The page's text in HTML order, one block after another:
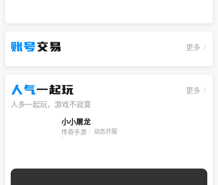
账号交易 更多
人气一起玩
更多
人多一起玩，游戏不寂寞
小小屠龙
传奇手游 动态开服